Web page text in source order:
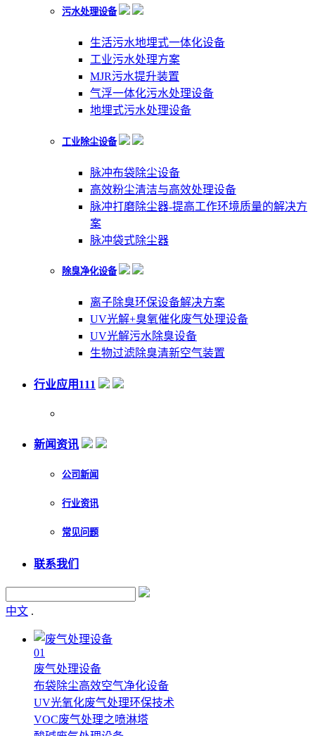
污水处理设备
生活污水地埋式一体化设备
工业污水处理方案
MJR污水提升装置
气浮一体化污水处理设备
地埋式污水处理设备
工业除尘设备
脉冲布袋除尘设备
高效粉尘清洁与高效处理设备
脉冲打磨除尘器-提高工作环境质量的解决方
案
脉冲袋式除尘器
除臭净化设备
离子除臭环保设备解决方案
UV光解+臭氧催化废气处理设备
UV光解污水除臭设备
生物过滤除臭清新空气装置
行业应用111
新闻资讯
公司新闻
行业资讯
常见问题
联系我们
中文 .
01
废气处理设备
布袋除尘高效空气净化设备
UV光氧化废气处理环保技术
VOC废气处理之喷淋塔